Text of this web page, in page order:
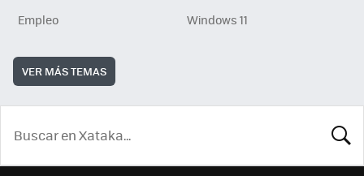
Empleo
Windows 11
VER MÁS TEMAS